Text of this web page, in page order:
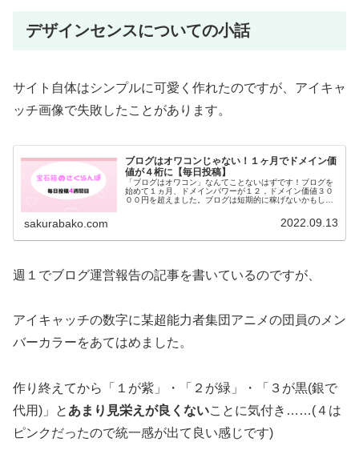
デザインセンスについての小話
サイト自体はシンプルに可愛く作れたのですが、アイキャ
ッチ画像で失敗したことがあります。
ブログはオワコンじゃない！１ヶ月でドメイン価
値が４桁に【毎日投稿】
「ブログはオワコン」なんてことないはずです！ブログを
始めて１ヵ月、ドメインパワーが１２，ドメイン価値３０
００円を超えました。ブログは短期的に稼げないかもしれ
sakurabako.com 2022.09.13
週１でブログ運営報告の記事を書いているのですが、
アイキャッチの数字に某超能力者集団アニメの団員のメン
バーカラーをあてはめました。
作り終えてから「１が紫」・「２が緑」・「３が黒(銀で
代用)」と あまり見栄えが良くないことに気付き……(４は
ピンクだったので統一感が出て良い感じです)